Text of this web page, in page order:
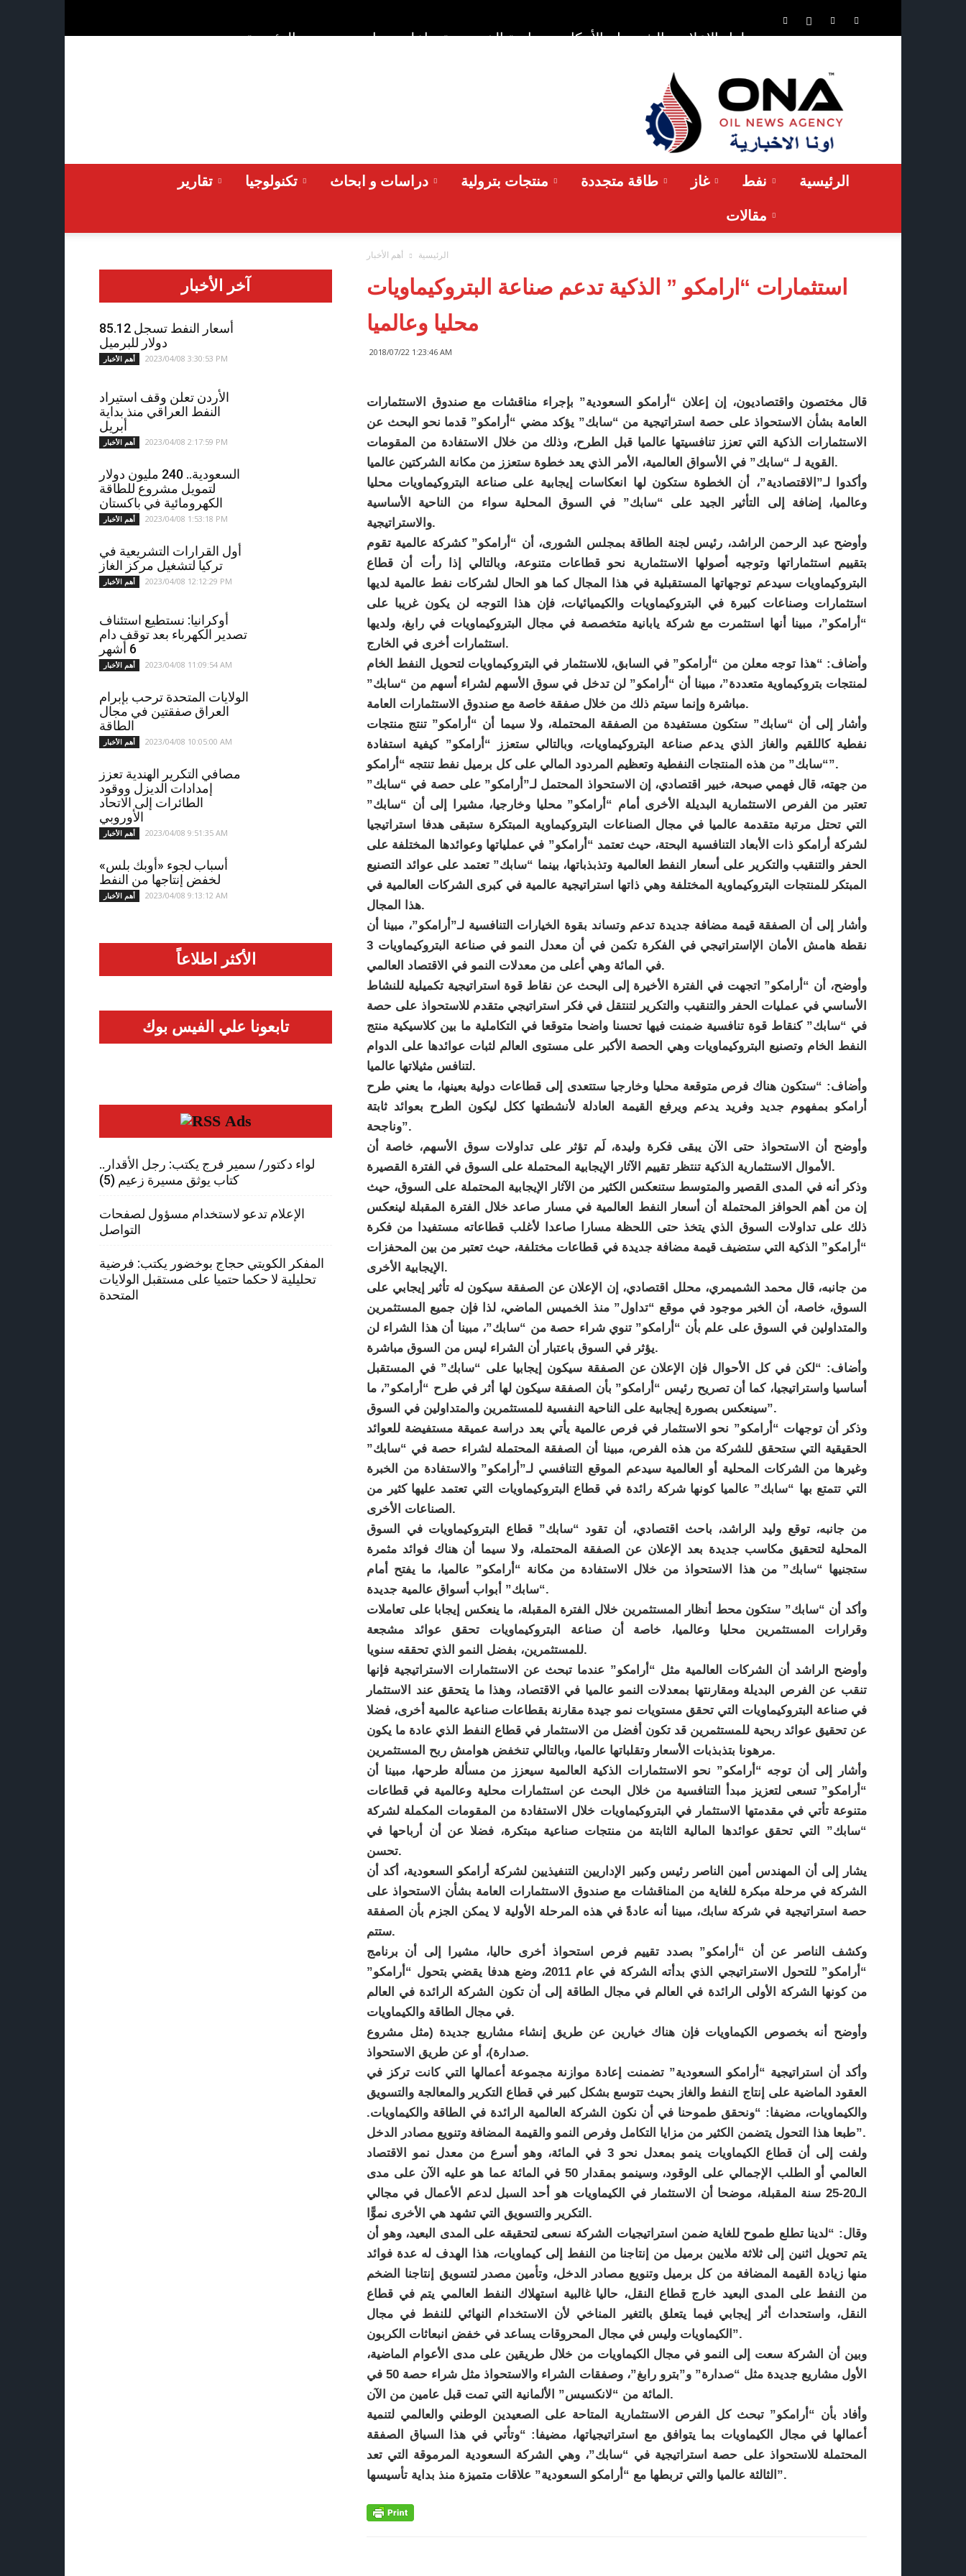
Thursday 2026-08-06 الرئيسية من نحن اعلن معنا سياسة الخصوصية الشروط والأحكام حلول الإعلان
ONA™
NEWS
/
أونا
الاخبارية
الرئيسية نفط غاز طاقة متجددة منتجات بترولية دراسات و ابحاث تكنولوجيا
تقارير
مقالات
الرئيسية أهم الأخبار
استثمارات “ارامكو ” الذكية تدعم صناعة البتروكيماويات
محليا وعالميا
2018/07/22 1:23:46 AM
قال مختصون واقتصاديون، إن إعلان “أرامكو السعودية” بإجراء مناقشات مع صندوق الاستثمارات
العامة بشأن الاستحواذ على حصة استراتيجية من “سابك” يؤكد مضي “أرامكو” قدما نحو البحث عن
الاستثمارات الذكية التي تعزز تنافسيتها عالميا قبل الطرح، وذلك من خلال الاستفادة من المقومات
القوية لـ “سابك” في الأسواق العالمية، الأمر الذي يعد خطوة ستعزز من مكانة الشركتين عالميا.
وأكدوا لـ”الاقتصادية”، أن الخطوة ستكون لها انعكاسات إيجابية على صناعة البتروكيماويات محليا
وعالميا، إضافة إلى التأثير الجيد على “سابك” في السوق المحلية سواء من الناحية الأساسية
والاستراتيجية.
وأوضح عبد الرحمن الراشد، رئيس لجنة الطاقة بمجلس الشورى، أن “أرامكو” كشركة عالمية تقوم
بتقييم استثماراتها وتوجيه أصولها الاستثمارية نحو قطاعات متنوعة، وبالتالي إذا رأت أن قطاع
البتروكيماويات سيدعم توجهاتها المستقبلية في هذا المجال كما هو الحال لشركات نفط عالمية لديها
استثمارات وصناعات كبيرة في البتروكيماويات والكيميائيات، فإن هذا التوجه لن يكون غريبا على
“أرامكو”، مبينا أنها استثمرت مع شركة يابانية متخصصة في مجال البتروكيماويات في رابغ، ولديها
استثمارات أخرى في الخارج.
وأضاف: “هذا توجه معلن من “أرامكو” في السابق، للاستثمار في البتروكيماويات لتحويل النفط الخام
لمنتجات بتروكيماوية متعددة”، مبينا أن “أرامكو” لن تدخل في سوق الأسهم لشراء أسهم من “سابك”
مباشرة وإنما سيتم ذلك من خلال صفقة خاصة مع صندوق الاستثمارات العامة.
وأشار إلى أن “سابك” ستكون مستفيدة من الصفقة المحتملة، ولا سيما أن “أرامكو” تنتج منتجات
نفطية كاللقيم والغاز الذي يدعم صناعة البتروكيماويات، وبالتالي ستعزز “أرامكو” كيفية استفادة
“سابك” من هذه المنتجات النفطية وتعظيم المردود المالي على كل برميل نفط تنتجه “أرامكو”.
من جهته، قال فهمي صبحة، خبير اقتصادي، إن الاستحواذ المحتمل لـ”أرامكو” على حصة في “سابك”
تعتبر من الفرص الاستثمارية البديلة الأخرى أمام “أرامكو” محليا وخارجيا، مشيرا إلى أن “سابك”
التي تحتل مرتبة متقدمة عالميا في مجال الصناعات البتروكيماوية المبتكرة ستبقى هدفا استراتيجيا
لشركة أرامكو ذات الأبعاد التنافسية البحتة، حيث تعتمد “أرامكو” في عملياتها وعوائدها المختلفة على
الحفر والتنقيب والتكرير على أسعار النفط العالمية وتذبذباتها، بينما “سابك” تعتمد على عوائد التصنيع
المبتكر للمنتجات البتروكيماوية المختلفة وهي ذاتها استراتيجية عالمية في كبرى الشركات العالمية في
هذا المجال.
وأشار إلى أن الصفقة قيمة مضافة جديدة تدعم وتساند بقوة الخيارات التنافسية لـ”أرامكو”، مبينا أن
نقطة هامش الأمان الإاستراتيجي في الفكرة تكمن في أن معدل النمو في صناعة البتروكيماويات 3
في المائة وهي أعلى من معدلات النمو في الاقتصاد العالمي.
وأوضح، أن “أرامكو” اتجهت في الفترة الأخيرة إلى البحث عن نقاط قوة استراتيجية تكميلية للنشاط
الأساسي في عمليات الحفر والتنقيب والتكرير لتنتقل في فكر استراتيجي متقدم للاستحواذ على حصة
في “سابك” كنقاط قوة تنافسية ضمنت فيها تحسنا واضحا متوقعا في التكاملية ما بين كلاسيكية منتج
النفط الخام وتصنيع البتروكيماويات وهي الحصة الأكبر على مستوى العالم لثبات عوائدها على الدوام
لتنافس مثيلاتها عالميا.
وأضاف: “ستكون هناك فرص متوقعة محليا وخارجيا ستتعدى إلى قطاعات دولية بعينها، ما يعني طرح
أرامكو بمفهوم جديد وفريد يدعم ويرفع القيمة العادلة لأنشطتها ككل ليكون الطرح بعوائد ثابتة
وناجحة”.
وأوضح أن الاستحواذ حتى الآن يبقى فكرة وليدة، لَم تؤثر على تداولات سوق الأسهم، خاصة أن
الأموال الاستثمارية الذكية تنتظر تقييم الآثار الإيجابية المحتملة على السوق في الفترة القصيرة.
وذكر أنه في المدى القصير والمتوسط ستنعكس الكثير من الآثار الإيجابية المحتملة على السوق، حيث
إن من أهم الحوافز المحتملة أن أسعار النفط العالمية في مسار صاعد خلال الفترة المقبلة لينعكس
ذلك على تداولات السوق الذي يتخذ حتى اللحظة مسارا صاعدا لأغلب قطاعاته مستفيدا من فكرة
“أرامكو” الذكية التي ستضيف قيمة مضافة جديدة في قطاعات مختلفة، حيث تعتبر من بين المحفزات
الإيجابية الأخرى.
من جانبه، قال محمد الشميمري، محلل اقتصادي، إن الإعلان عن الصفقة سيكون له تأثير إيجابي على
السوق، خاصة، أن الخبر موجود في موقع “تداول” منذ الخميس الماضي، لذا فإن جميع المستثمرين
والمتداولين في السوق على علم بأن “أرامكو” تنوي شراء حصة من “سابك”، مبينا أن هذا الشراء لن
يؤثر في السوق باعتبار أن الشراء ليس من السوق مباشرة.
وأضاف: “لكن في كل الأحوال فإن الإعلان عن الصفقة سيكون إيجابيا على “سابك” في المستقبل
أساسيا واستراتيجيا، كما أن تصريح رئيس “أرامكو” بأن الصفقة سيكون لها أثر في طرح “أرامكو”، ما
سينعكس بصورة إيجابية على الناحية النفسية للمستثمرين والمتداولين في السوق”.
وذكر أن توجهات “أرامكو” نحو الاستثمار في فرص عالمية يأتي بعد دراسة عميقة مستفيضة للعوائد
الحقيقية التي ستحقق للشركة من هذه الفرص، مبينا أن الصفقة المحتملة لشراء حصة في “سابك”
وغيرها من الشركات المحلية أو العالمية سيدعم الموقع التنافسي لـ”أرامكو” والاستفادة من الخبرة
التي تتمتع بها “سابك” عالميا كونها شركة رائدة في قطاع البتروكيماويات التي تعتمد عليها كثير من
الصناعات الأخرى.
من جانبه، توقع وليد الراشد، باحث اقتصادي، أن تقود “سابك” قطاع البتروكيماويات في السوق
المحلية لتحقيق مكاسب جديدة بعد الإعلان عن الصفقة المحتملة، ولا سيما أن هناك فوائد مثمرة
ستجنيها “سابك” من هذا الاستحواذ من خلال الاستفادة من مكانة “أرامكو” عالميا، ما يفتح أمام
“سابك” أبواب أسواق عالمية جديدة.
وأكد أن “سابك” ستكون محط أنظار المستثمرين خلال الفترة المقبلة، ما ينعكس إيجابا على تعاملات
وقرارات المستثمرين محليا وعالميا، خاصة أن صناعة البتروكيماويات تحقق عوائد مشجعة
للمستثمرين، بفضل النمو الذي تحققه سنويا.
وأوضح الراشد أن الشركات العالمية مثل “أرامكو” عندما تبحث عن الاستثمارات الاستراتيجية فإنها
تنقب عن الفرص البديلة ومقارنتها بمعدلات النمو عالميا في الاقتصاد، وهذا ما يتحقق عند الاستثمار
في صناعة البتروكيماويات التي تحقق مستويات نمو جيدة مقارنة بقطاعات صناعية عالمية أخرى، فضلا
عن تحقيق عوائد ربحية للمستثمرين قد تكون أفضل من الاستثمار في قطاع النفط الذي عادة ما يكون
مرهونا بتذبذبات الأسعار وتقلباتها عالميا، وبالتالي تنخفض هوامش ربح المستثمرين.
وأشار إلى أن توجه “أرامكو” نحو الاستثمارات الذكية العالمية سيعزز من مسألة طرحها، مبينا أن
“أرامكو” تسعى لتعزيز مبدأ التنافسية من خلال البحث عن استثمارات محلية وعالمية في قطاعات
متنوعة تأتي في مقدمتها الاستثمار في البتروكيماويات خلال الاستفادة من المقومات المكملة لشركة
“سابك” التي تحقق عوائدها المالية الثابتة من منتجات صناعية مبتكرة، فضلا عن أن أرباحها في
تحسن.
يشار إلى أن المهندس أمين الناصر رئيس وكبير الإداريين التنفيذيين لشركة أرامكو السعودية، أكد أن
الشركة في مرحلة مبكرة للغاية من المناقشات مع صندوق الاستثمارات العامة بشأن الاستحواذ على
حصة استراتيجية في شركة سابك، مبينا أنه عادةً في هذه المرحلة الأولية لا يمكن الجزم بأن الصفقة
ستتم.
وكشف الناصر عن أن “أرامكو” بصدد تقييم فرص استحواذ أخرى حاليا، مشيرا إلى أن برنامج
“أرامكو” للتحول الاستراتيجي الذي بدأته الشركة في عام 2011، وضع هدفا يقضي بتحول “أرامكو”
من كونها الشركة الأولى الرائدة في العالم في مجال الطاقة إلى أن تكون الشركة الرائدة في العالم
في مجال الطاقة والكيماويات.
وأوضح أنه بخصوص الكيماويات فإن هناك خيارين عن طريق إنشاء مشاريع جديدة (مثل مشروع
صدارة)، أو عن طريق الاستحواذ.
وأكد أن استراتيجية “أرامكو السعودية” تضمنت إعادة موازنة مجموعة أعمالها التي كانت تركز في
العقود الماضية على إنتاج النفط والغاز بحيث تتوسع بشكل كبير في قطاع التكرير والمعالجة والتسويق
والكيماويات، مضيفا: “ونحقق طموحنا في أن نكون الشركة العالمية الرائدة في الطاقة والكيماويات.
طبعا هذا التحول يتضمن الكثير من مزايا التكامل وفرص النمو والقيمة المضافة وتنويع مصادر الدخل”.
ولفت إلى أن قطاع الكيماويات ينمو بمعدل نحو 3 في المائة، وهو أسرع من معدل نمو الاقتصاد
العالمي أو الطلب الإجمالي على الوقود، وسينمو بمقدار 50 في المائة عما هو عليه الآن على مدى
الـ20-25 سنة المقبلة، موضحا أن الاستثمار في الكيماويات هو أحد السبل لدعم الأعمال في مجالي
التكرير والتسويق التي تشهد هي الأخرى نموًّا.
وقال: “لدينا تطلع طموح للغاية ضمن استراتيجيات الشركة نسعى لتحقيقه على المدى البعيد، وهو أن
يتم تحويل اثنين إلى ثلاثة ملايين برميل من إنتاجنا من النفط إلى كيماويات، هذا الهدف له عدة فوائد
منها زيادة القيمة المضافة من كل برميل وتنويع مصادر الدخل، وتأمين مصدر لتسويق إنتاجنا الضخم
من النفط على المدى البعيد خارج قطاع النقل، حاليا غالبية استهلاك النفط العالمي يتم في قطاع
النقل، واستحداث أثر إيجابي فيما يتعلق بالتغير المناخي لأن الاستخدام النهائي للنفط في مجال
الكيماويات وليس في مجال المحروقات يساعد في خفض انبعاثات الكربون”.
وبين أن الشركة سعت إلى النمو في مجال الكيماويات من خلال طريقين على مدى الأعوام الماضية،
الأول مشاريع جديدة مثل “صدارة” و”بترو رابغ”، وصفقات الشراء والاستحواذ مثل شراء حصة 50 في
المائة من “لانكسيس” الألمانية التي تمت قبل عامين من الآن.
وأفاد بأن “أرامكو” تبحث كل الفرص الاستثمارية المتاحة على الصعيدين الوطني والعالمي لتنمية
أعمالها في مجال الكيماويات بما يتوافق مع استراتيجياتها، مضيفا: “وتأتي في هذا السياق الصفقة
المحتملة للاستحواذ على حصة استراتيجية في “سابك”، وهي الشركة السعودية المرموقة التي تعد
الثالثة عالميا والتي تربطها مع “أرامكو السعودية” علاقات متميزة منذ بداية تأسيسها”.
آخر الأخبار
أسعار النفط تسجل 85.12
دولار للبرميل
أهم الأخبار 2023/04/08 3:30:53 PM
الأردن تعلن وقف استيراد
النفط العراقي منذ بداية
أبريل
أهم الأخبار 2023/04/08 2:17:59 PM
السعودية.. 240 مليون دولار
لتمويل مشروع للطاقة
الكهرومائية في باكستان
أهم الأخبار 2023/04/08 1:53:18 PM
أول القرارات التشريعية في
تركيا لتشغيل مركز الغاز
أهم الأخبار 2023/04/08 12:12:29 PM
أوكرانيا: نستطيع استئناف
تصدير الكهرباء بعد توقف دام
6 أشهر
أهم الأخبار 2023/04/08 11:09:54 AM
الولايات المتحدة ترحب بإبرام
العراق صفقتين في مجال
الطاقة
أهم الأخبار 2023/04/08 10:05:00 AM
مصافي التكرير الهندية تعزز
إمدادات الديزل ووقود
الطائرات إلى الاتحاد
الأوروبي
أهم الأخبار 2023/04/08 9:51:35 AM
أسباب لجوء «أوبك بلس»
لخفض إنتاجها من النفط
أهم الأخبار 2023/04/08 9:13:12 AM
الأكثر اطلاعاً
تابعونا علي الفيس بوك
Ads
لواء دكتور/ سمير فرج يكتب: رجل الأقدار..
كتاب يوثق مسيرة زعيم (5)
الإعلام تدعو لاستخدام مسؤول لصفحات
التواصل
المفكر الكويتي حجاج بوخضور يكتب: فرضية
تحليلية لا حكما حتميا على مستقبل الولايات
المتحدة